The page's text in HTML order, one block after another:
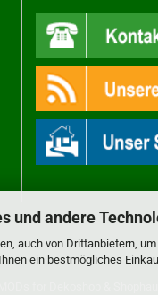
und andere
auch von Drittanbietern,
ein bestmögliches